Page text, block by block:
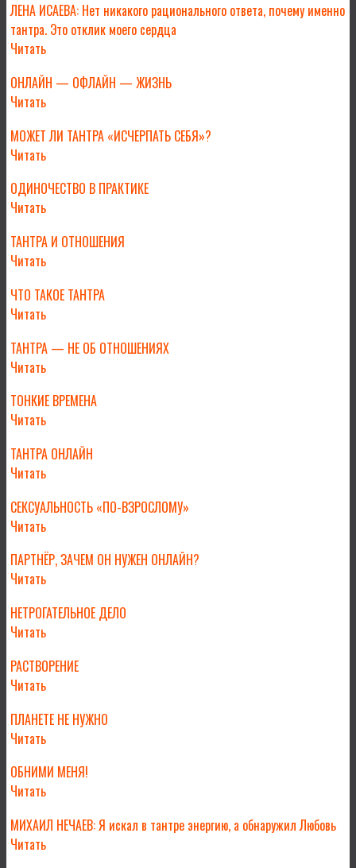
ЛЕНА ИСАЕВА: Нет никакого рационального ответа, почему именно
тантра. Это отклик моего сердца
Читать
ОНЛАЙН — ОФЛАЙН — ЖИЗНЬ
Читать
МОЖЕТ ЛИ ТАНТРА «ИСЧЕРПАТЬ СЕБЯ»?
Читать
ОДИНОЧЕСТВО В ПРАКТИКЕ
Читать
ТАНТРА И ОТНОШЕНИЯ
Читать
ЧТО ТАКОЕ ТАНТРА
Читать
ТАНТРА — НЕ ОБ ОТНОШЕНИЯХ
Читать
ТОНКИЕ ВРЕМЕНА
Читать
ТАНТРА ОНЛАЙН
Читать
СЕКСУАЛЬНОСТЬ «ПО-ВЗРОСЛОМУ»
Читать
ПАРТНЁР, ЗАЧЕМ ОН НУЖЕН ОНЛАЙН?
Читать
НЕТРОГАТЕЛЬНОЕ ДЕЛО
Читать
РАСТВОРЕНИЕ
Читать
ПЛАНЕТЕ НЕ НУЖНО
Читать
ОБНИМИ МЕНЯ!
Читать
МИХАИЛ НЕЧАЕВ: Я искал в тантре энергию, а обнаружил Любовь
Читать